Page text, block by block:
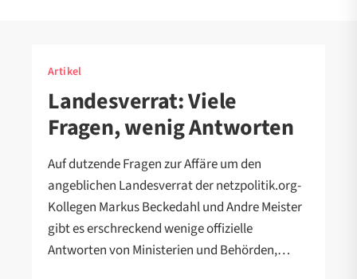
Artikel
Landesverrat: Viele
Fragen, wenig Antworten
Auf dutzende Fragen zur Affäre um den
angeblichen Landesverrat der netzpolitik.org-
Kollegen Markus Beckedahl und Andre Meister
gibt es erschreckend wenige offizielle
Antworten von Ministerien und Behörden,…